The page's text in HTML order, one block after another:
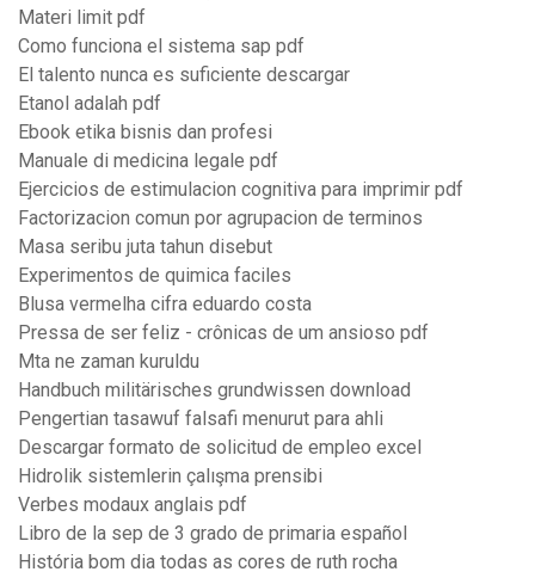
Materi limit pdf
Como funciona el sistema sap pdf
El talento nunca es suficiente descargar
Etanol adalah pdf
Ebook etika bisnis dan profesi
Manuale di medicina legale pdf
Ejercicios de estimulacion cognitiva para imprimir pdf
Factorizacion comun por agrupacion de terminos
Masa seribu juta tahun disebut
Experimentos de quimica faciles
Blusa vermelha cifra eduardo costa
Pressa de ser feliz - crônicas de um ansioso pdf
Mta ne zaman kuruldu
Handbuch militärisches grundwissen download
Pengertian tasawuf falsafi menurut para ahli
Descargar formato de solicitud de empleo excel
Hidrolik sistemlerin çalışma prensibi
Verbes modaux anglais pdf
Libro de la sep de 3 grado de primaria español
História bom dia todas as cores de ruth rocha